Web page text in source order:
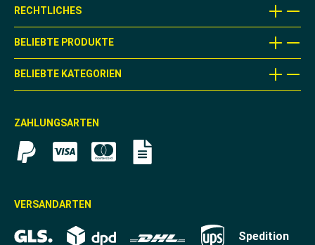
BELIEBTE PRODUKTE
RECHTLICHES
BELIEBTE KATEGORIEN
ZAHLUNGSARTEN
VERSANDARTEN
Spedition